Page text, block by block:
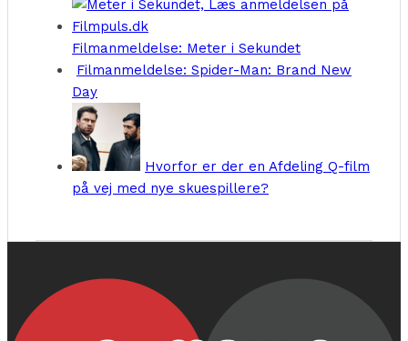
Filmanmeldelse: Meter i Sekundet
Filmanmeldelse: Spider-Man: Brand New
Day
Hvorfor er der en Afdeling Q-film
på vej med nye skuespillere?